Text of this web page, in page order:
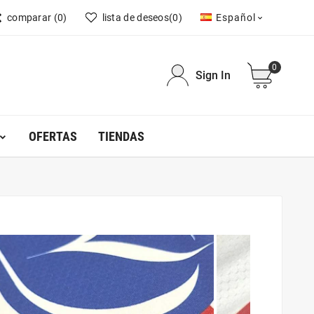
comparar (0) lista de deseos(0) Español 
Sign In
0
OFERTAS TIENDAS